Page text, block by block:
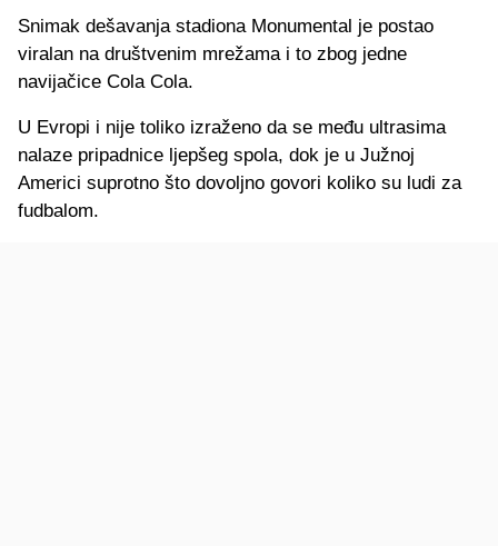
Snimak dešavanja stadiona Monumental je postao
viralan na društvenim mrežama i to zbog jedne
navijačice Cola Cola.
U Evropi i nije toliko izraženo da se među ultrasima
nalaze pripadnice ljepšeg spola, dok je u Južnoj
Americi suprotno što dovoljno govori koliko su ludi za
fudbalom.